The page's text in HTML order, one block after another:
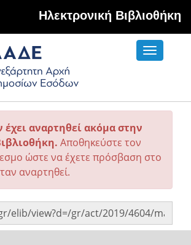
Hλεκτρονική Βιβλιοθήκη
Toggle
έχει αναρτηθεί ακόμα στην
Αποθηκεύστε τον
ώστε να έχετε πρόσβαση στο
αναρτηθεί.